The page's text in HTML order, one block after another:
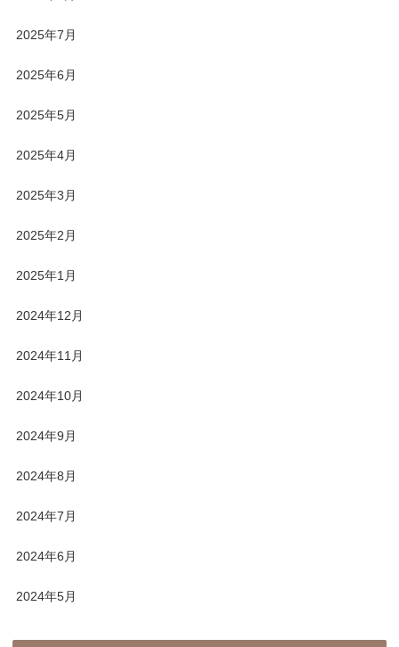
2025年7月
2025年6月
2025年5月
2025年4月
2025年3月
2025年2月
2025年1月
2024年12月
2024年11月
2024年10月
2024年9月
2024年8月
2024年7月
2024年6月
2024年5月